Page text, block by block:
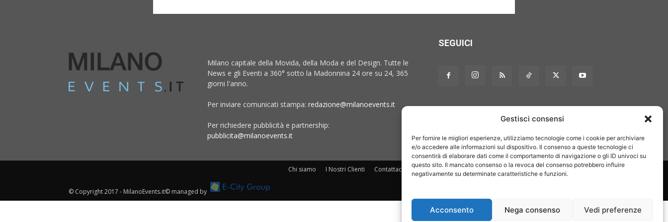
Gestisci consensi
Per fornire le migliori esperienze, utilizziamo tecnologie come i cookie per archiviare
e/o accedere alle informazioni sul dispositivo. Il consenso a queste tecnologie ci
consentirà di elaborare dati come il comportamento di navigazione o gli ID univoci su
questo sito. Il mancato consenso o la revoca del consenso potrebbero influire
negativamente su determinate caratteristiche e funzioni.
Acconsento Nega consenso Vedi preferenze
Milano capitale della Movida, della Moda e del Design. Tutte le
News e gli Eventi a 360° sotto la Madonnina 24 ore su 24, 365
giorni l'anno.
Per inviare comunicati stampa: redazione@milanoevents.it
Per richiedere pubblicità e partnership:
pubblicita@milanoevents.it
SEGUICI
Chi siamo I Nostri Clienti Contattaci Collabora con noi Pubblicità Privacy policy Linee editoriali
© Copyright 2017 - MilanoEvents.it© managed by